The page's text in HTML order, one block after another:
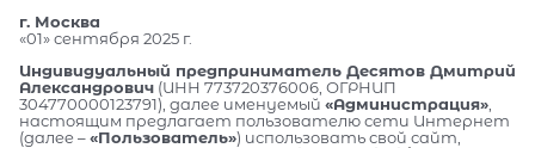
г. Москва
«01» сентября 2025 г.
Индивидуальный предприниматель Десятов Дмитрий
Александрович (ИНН 773720376006, ОГРНИП
304770000123791), далее именуемый «Администрация»
настоящим предлагает пользователю сети Интернет
(далее –«Пользователь») использовать свой сайт,